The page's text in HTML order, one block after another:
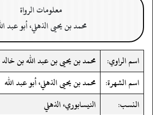
معلومات الرواة
محمد بن يحيى الذهلي، أبو عبد
اسم الراوي:
محمد بن يحيى بن عبد الله بن
اسم الشهرة:
محمد بن يحيى الذهلي، أبو عبد الله
النسب:
النيسابوري، الذهلي